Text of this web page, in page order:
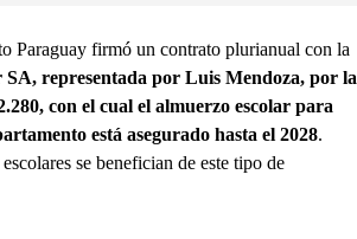
Paraguay firmó un contrato plurianual con la
representada por Luis Mendoza, por la
con el cual el almuerzo escolar para
está asegurado hasta el 2028.
se benefician de este tipo de